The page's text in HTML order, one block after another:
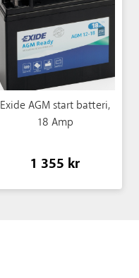
Exide AGM start batteri,
18 Amp
1 355 kr